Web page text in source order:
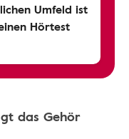
Umfeld ist
Hörtest
das Gehör